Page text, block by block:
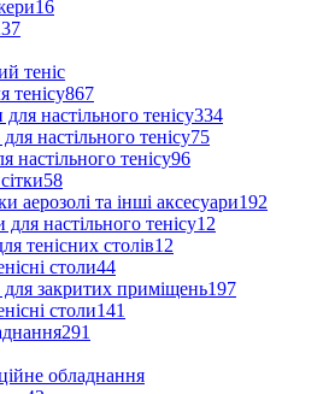
16
теніс
тенісу867
для настільного тенісу334
настільного тенісу75
настільного тенісу96
58
аерозолі та інші аксесуари192
для настільного тенісу12
тенісних столів12
столи44
для закритих приміщень197
столи141
291
обладнання